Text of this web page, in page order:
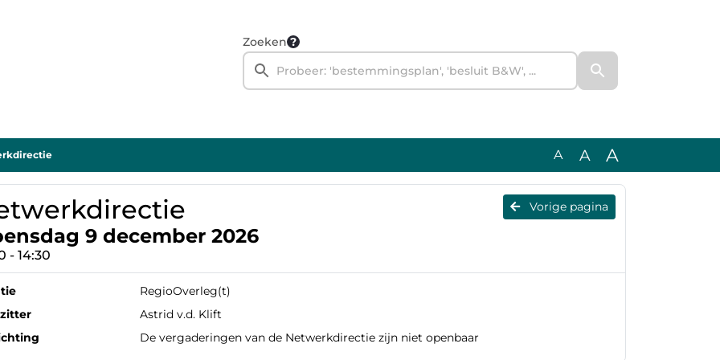
Zoeken
A A A
Vorige pagina
9 december 2026
- 14:30
RegioOverleg(t)
Astrid v.d. Klift
De vergaderingen van de Netwerkdirectie zijn niet openbaar